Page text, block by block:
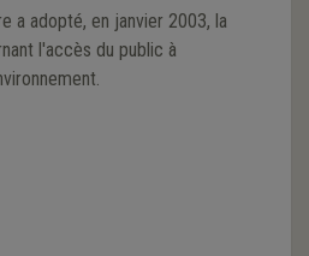
a adopté, en janvier 2003, la
l'accès du public à